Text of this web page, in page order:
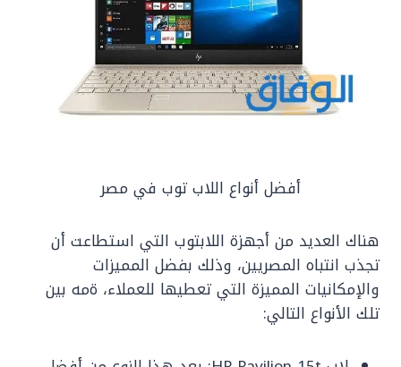
أفضل أنواع اللاب توب في مصر
هناك العديد من أجهزة اللابتوب التي استطاعت أن
تجذب انتباه المصريين، وذلك بفضل المميزات
والإمكانيات المميزة التي تعطيها للعملاء، ةمه بين
تلك الأنواع التالي: